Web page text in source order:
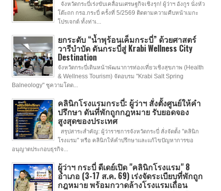
จังหวัดกระบี่เร่งขับเคลื่อนเศรษฐกิจเชิงรุก! ผู้ว่าฯ อังกูร นั่งหัว
โต๊ะถก กรอ.กระบี่ ครั้งที่ 5/2569 ติดตามความคืบหน้าเมกะ
โปรเจกต์ ทั้งท่าเ...
ยกระดับ “น้ำพุร้อนเค็มกระบี่” ด้วยศาสตร์
วารีบำบัด ดันกระบี่สู่ Krabi Wellness City
Destination
จังหวัดกระบี่เดินหน้าพัฒนาการท่องเที่ยวเชิงสุขภาพ (Health
& Wellness Tourism) จัดอบรม "Krabi Salt Spring
Balneology" ชูความโดด...
คลินิกโรงแรมกระบี่: ผู้ว่าฯ สั่งตั้งศูนย์ให้คำ
ปรึกษา ดันที่พักถูกกฎหมาย รับยอดจอง
สูงสุดของประเทศ
สรุปสาระสำคัญ: ผู้ว่าราชการจังหวัดกระบี่ สั่งจัดตั้ง "คลินิก
โรงแรม" หรือ คลินิกให้คำปรึกษาและแก้ไขปัญหาการขอ
อนุญาตประกอบธุรกิจ...
ผู้ว่าฯ กระบี่ ดีเดย์เปิด "คลินิกโรงแรม" 8
อำเภอ (3-17 ส.ค. 69) เร่งจัดระเบียบที่พักถูก
กฎหมาย พร้อมกวาดล้างโรงแรมเถื่อน